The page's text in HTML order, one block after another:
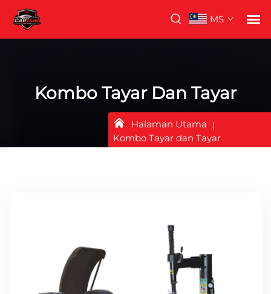
MS
Kombo Tayar Dan Tayar
Halaman Utama
Kombo Tayar dan Tayar